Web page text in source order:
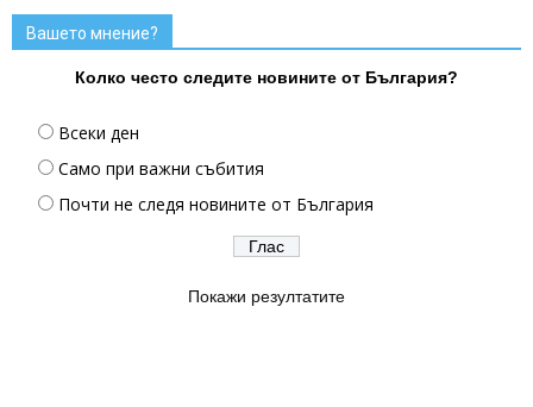
Вашето мнение?
Колко често следите новините от България?
Всеки ден
Само при важни събития
Почти не следя новините от България
Покажи резултатите